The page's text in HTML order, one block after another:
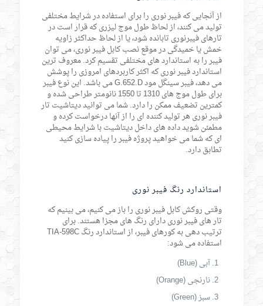
از آنجایی که فیبر نوری را برای استفاده در شرایط مختلفی
تولید می کنند، از لحاظ طول موج لیزری که قرار است در
تارهای فیبرنوری تابانده شود، یا از لحاظ حداکثر زاویه
خمش یا خمیدگی در موقع نصب کابل فیبر نوری، می توان
فیبر را به استاندارد های مختلفی تقسیم کرد. معروف ترین
استاندارد فیبر نوری که اکثر کاربردهای امروزی را پوشش
می دهد، فیبر سینگل مود G.652.D می باشد. این نوع فیبر
برای طول موج های 1310 تا 1550 نانومتر طراحی شده و
کمترین تضعیف ممکن را دارد. شما می توانید دیتاشیت تار
فیبر نوری هر تولید کننده ای را از آنها درخواست کرده و
مطمئن شوید داده های داخل دیتاشیت با شرایط محیطی
ای که شما می خواهید پروژه فیبر را پیاده سازی کنید
تطابق دارد.
استاندارد رنگ فیبر نوری
وقتی روکش کابل فیبر نوری را باز می کنیم، می بینیم که
تار های فیبر نوری دارای رنگ های مجزا هستند. برای
ترتیب دهی به کورهای فیبر، از استاندارد رنگ TIA-598C
استفاده می شود:
آبی (Blue)
نارنجی (Orange)
سبز (Green)